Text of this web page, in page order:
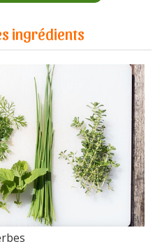
ingrédients